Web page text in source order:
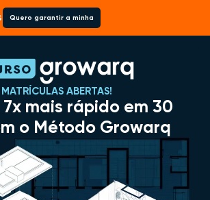
Quero garantir a minha
MATRÍCULAS ABERTAS!
mais rápido em 30
o Método Growarq